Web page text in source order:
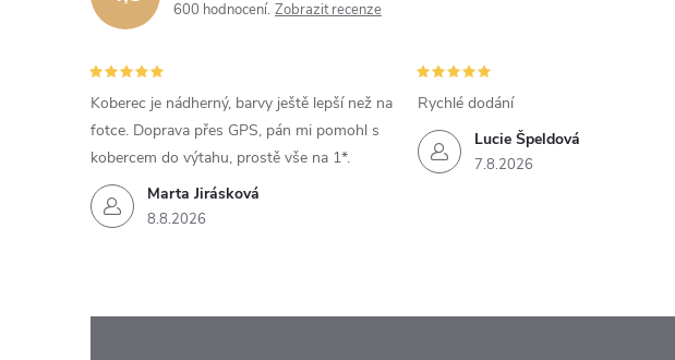
600 hodnocení Zobrazit recenze
Marta Jirásková
8.8.2026
Koberec je nádherný, barvy ještě lepší než na
fotce. Doprava přes GPS, pán mi pomohl s
kobercem do výtahu, prostě vše na 1*.
Lucie Špeldová
7.8.2026
Rychlé dodání